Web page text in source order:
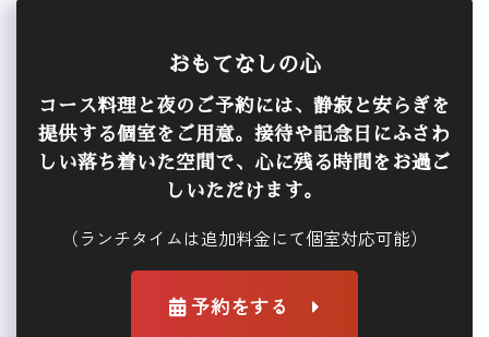
おもてなしの心
コース料理と夜のご予約には、静寂と安らぎを
提供する個室をご用意。接待や記念日にふさわ
しい落ち着いた空間で、心に残る時間をお過ご
しいただけます。
（ランチタイムは追加料金にて個室対応可能）
予約をする